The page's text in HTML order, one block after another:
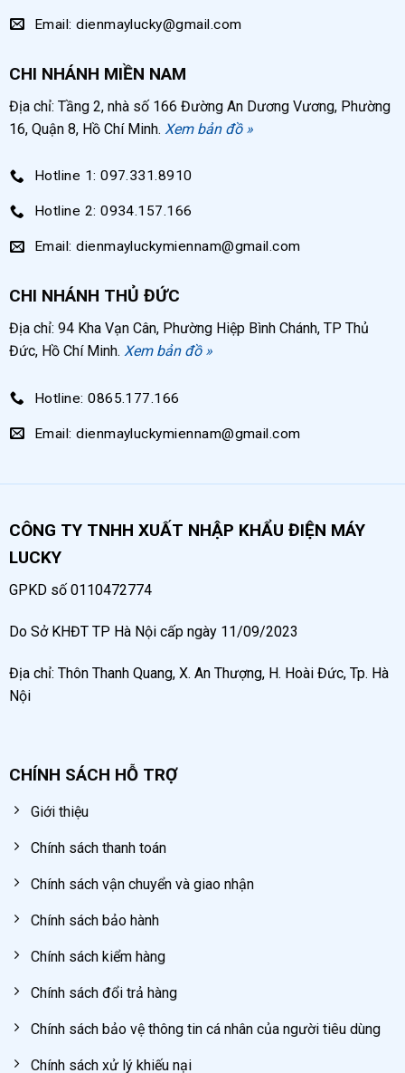
Email: dienmaylucky@gmail.com
CHI NHÁNH MIỀN NAM
Địa chỉ: Tầng 2, nhà số 166 Đường An Dương Vương, Phường
16, Quận 8, Hồ Chí Minh. Xem bản đồ »
Hotline 1: 097.331.8910
Hotline 2: 0934.157.166
Email: dienmayluckymiennam@gmail.com
CHI NHÁNH THỦ ĐỨC
Địa chỉ: 94 Kha Vạn Cân, Phường Hiệp Bình Chánh, TP Thủ
Đức, Hồ Chí Minh. Xem bản đồ »
Hotline: 0865.177.166
Email: dienmayluckymiennam@gmail.com
CÔNG TY TNHH XUẤT NHẬP KHẨU ĐIỆN MÁY
LUCKY
GPKD số 0110472774
Do Sở KHĐT TP Hà Nội cấp ngày 11/09/2023
Địa chỉ: Thôn Thanh Quang, X. An Thượng, H. Hoài Đức, Tp. Hà
Nội
CHÍNH SÁCH HỖ TRỢ
Giới thiệu
Chính sách thanh toán
Chính sách vận chuyển và giao nhận
Chính sách bảo hành
Chính sách kiểm hàng
Chính sách đổi trả hàng
Chính sách bảo vệ thông tin cá nhân của người tiêu dùng
Chính sách xử lý khiếu nại